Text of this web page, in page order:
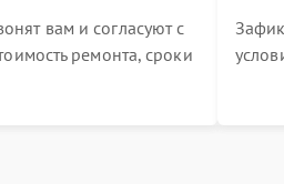
вам и согласуют с
ремонта, сроки